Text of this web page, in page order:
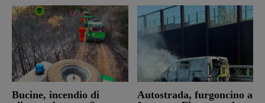
Bucine, incendio di
Autostrada, furgoncino a